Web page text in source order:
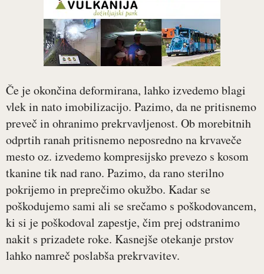
Če je okončina deformirana, lahko izvedemo blagi
vlek in nato imobilizacijo. Pazimo, da ne pritisnemo
preveč in ohranimo prekrvavljenost. Ob morebitnih
odprtih ranah pritisnemo neposredno na krvaveče
mesto oz. izvedemo kompresijsko prevezo s kosom
tkanine tik nad rano. Pazimo, da rano sterilno
pokrijemo in preprečimo okužbo. Kadar se
poškodujemo sami ali se srečamo s poškodovancem,
ki si je poškodoval zapestje, čim prej odstranimo
nakit s prizadete roke. Kasnejše otekanje prstov
lahko namreč poslabša prekrvavitev.